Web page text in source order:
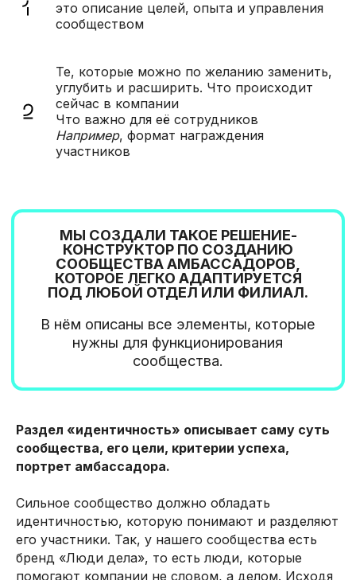
это описание целей, опыта и управления
сообществом
Те, которые можно по желанию заменить,
углубить и расширить. Что происходит
сейчас в компании
Что важно для её сотрудников
Например, формат награждения
участников
Раздел «идентичность» описывает саму суть
сообщества, его цели, критерии успеха,
портрет амбассадора.
Сильное сообщество должно обладать
идентичностью, которую понимают и разделяют
его участники. Так, у нашего сообщества есть
бренд «Люди дела», то есть люди, которые
помогают компании не словом, а делом. Исходя